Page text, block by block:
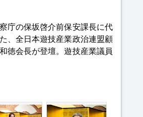
庁の保坂啓介前保安課長に代
、全日本遊技産業政治連盟顧
徳会長が登壇。遊技産業議員